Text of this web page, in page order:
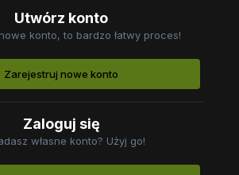
Utwórz konto
konto, to bardzo łatwy proces!
Zarejestruj nowe konto
Zaloguj się
własne konto? Użyj go!